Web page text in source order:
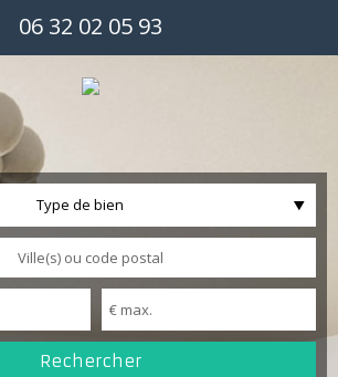
06 32 02 05 93
Type de bien